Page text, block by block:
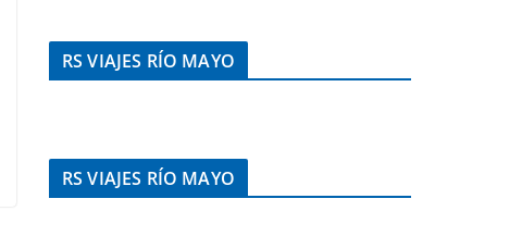
RS VIAJES RÍO MAYO
RS VIAJES RÍO MAYO